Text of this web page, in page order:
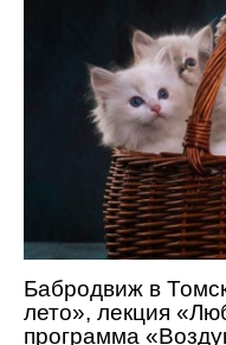
Бабродвиж в
лето», лекция
программа